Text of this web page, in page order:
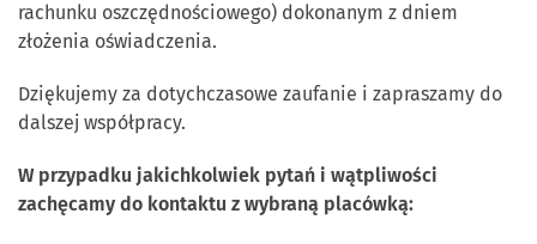
rachunku oszczędnościowego) dokonanym z dniem
złożenia oświadczenia.
Dziękujemy za dotychczasowe zaufanie i zapraszamy do
dalszej współpracy.
W przypadku jakichkolwiek pytań i wątpliwości
zachęcamy do kontaktu z wybraną placówką: